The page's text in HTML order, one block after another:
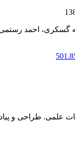
گسکری، احمد
علمی. طراحی و